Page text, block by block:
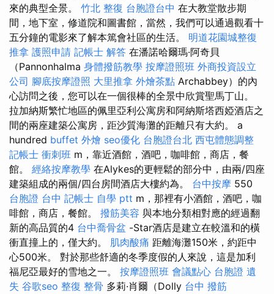
來的典型全景。 竹北 整復 台胞證台中 在大教堂散步期
間，地下室，修道院和圖書館，當然，我們可以通過觀看十
五分鐘的電影來了解本篤會社區的生活。 明道花園城整復
推拿 護照申請 記帳士 解答 在潘諾哈爾瑪·阿奇貝
（Pannonhalma 身體撥筋教學 按摩證照班 外商投資設立
公司 腳底按摩證照 大里推拿 外燴茶點 Archabbey）的內
心訪問之後，您可以在一個很棒的全景中欣賞聖馬丁山。
拉加納斯繁忙地區的佩里亞利公寓房和阿納斯塔西婭酒店之
間的兩座建築公寓房，距沙質海灘的距離只有大約。 a
hundred buffet 外燴 seo優化 台胞證台北 西屯體態調整
記帳士 衝刺班 m，靠近酒館，酒吧，咖啡館，商店，餐
館。 經絡按摩教學 在Alykes的更輕鬆的部分中，由兩/四座
建築組成的兩個/四台房間酒店大樓約為。 台中按摩 550
台胞證 台中 記帳士 自學 ptt m，那裡有小酒館，酒吧，咖
啡館，商店，餐館。 撥筋美容 與本地分類相對應的經過翻
新的高品質的4 台中喬骨盆 -Star酒店是建立在較溫和的橫
衝直撞上的，僅大約。 肌肉酸痛 距離海灘150米，約距中
心500米。 對於那些舒適的冬季度假的人來說，這是加利
福尼亞最好的雪地之一。 按摩證照班 會議點心 台胞證 遺
失 谷歌seo 整復 整骨 多莉·肖爾（Dolly 台中 撥筋